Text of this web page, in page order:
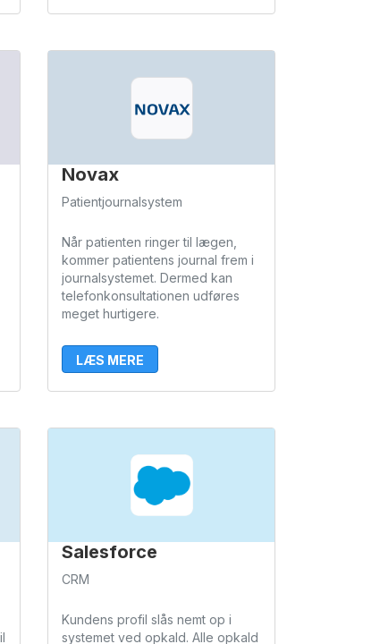
Novax
Patientjournalsystem
Når patienten ringer til lægen,
kommer patientens journal frem i
journalsystemet. Dermed kan
telefonkonsultationen udføres
meget hurtigere.
LÆS MERE
Salesforce
CRM
Kundens profil slås nemt op i
systemet ved opkald. Alle opkald